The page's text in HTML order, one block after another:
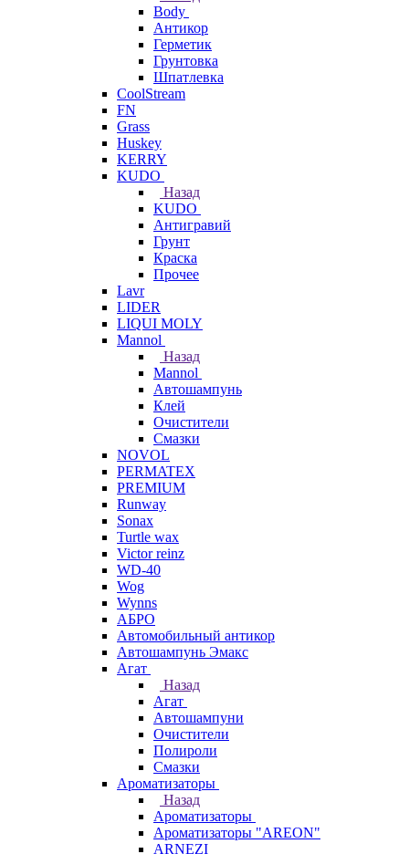
Body
Антикор
Герметик
Грунтовка
Шпатлевка
CoolStream
FN
Grass
Huskey
KERRY
KUDO
Назад
KUDO
Антигравий
Грунт
Краска
Прочее
Lavr
LIDER
LIQUI MOLY
Mannol
Назад
Mannol
Автошампунь
Клей
Очистители
Смазки
NOVOL
PERMATEX
PREMIUM
Runway
Sonax
Turtle wax
Victor reinz
WD-40
Wog
Wynns
АБРО
Автомобильный антикор
Автошампунь Эмакс
Агат
Назад
Агат
Автошампуни
Очистители
Полироли
Смазки
Ароматизаторы
Назад
Ароматизаторы
Ароматизаторы "AREON"
ARNEZI